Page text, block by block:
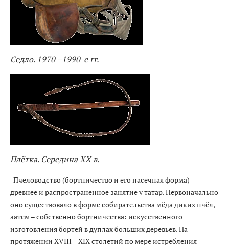
Седло. 1970 –1990-е гг.
Плётка. Середина XX в.
Пчеловодство (бортничество и его пасечная форма) –
древнее и распространённое занятие у татар. Первоначально
оно существовало в форме собирательства мёда диких пчёл,
затем – собственно бортничества: искусственного
изготовления бортей в дуплах больших деревьев. На
протяжении ХVIII – ХIХ столетий по мере истребления